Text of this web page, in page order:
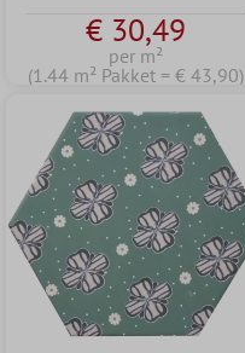
€ 30,49
per m²
(1.44 m² Pakket = € 43,90)